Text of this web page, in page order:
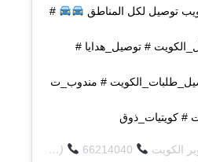
توصيل لكل المناطق #
# توصيل_هدايا #
# مندوب_ت
# كويتيات_ذوق
الكويت (@q8deliverycom) on